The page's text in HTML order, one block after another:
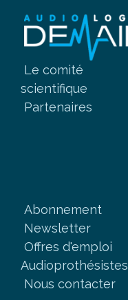
Le comité
scientifique
Partenaires
Abonnement
Newsletter
Offres d'emploi
Audioprothésistes
Nous contacter